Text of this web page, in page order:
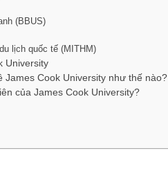
(BBUS)
lịch quốc tế (MITHM)
University
James Cook University như thế nào?
của James Cook University?